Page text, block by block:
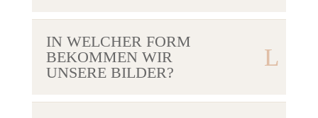
IN WELCHER FORM
BEKOMMEN WIR
UNSERE BILDER?